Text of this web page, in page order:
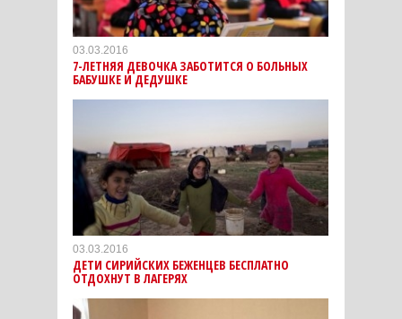
03.03.2016
7-ЛЕТНЯЯ ДЕВОЧКА ЗАБОТИТСЯ О БОЛЬНЫХ
БАБУШКЕ И ДЕДУШКЕ
03.03.2016
ДЕТИ СИРИЙСКИХ БЕЖЕНЦЕВ БЕСПЛАТНО
ОТДОХНУТ В ЛАГЕРЯХ